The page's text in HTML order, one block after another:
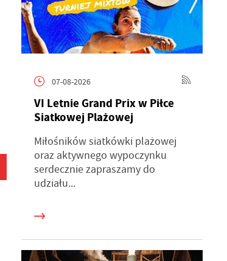
07-08-2026
VI Letnie Grand Prix w Piłce
Siatkowej Plażowej
Miłośników siatkówki plażowej
oraz aktywnego wypoczynku
serdecznie zapraszamy do
udziału...